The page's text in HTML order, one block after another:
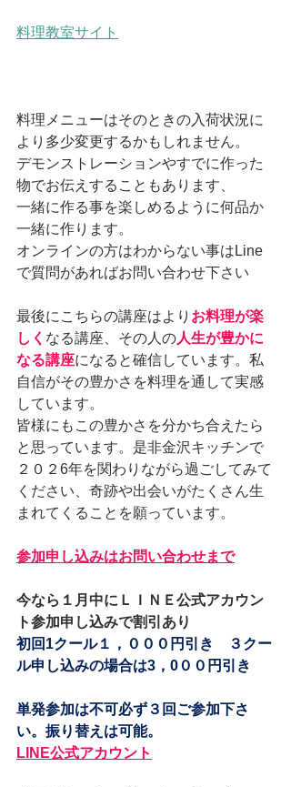
料理教室サイト
料理メニューはそのときの入荷状況に
より多少変更するかもしれません。
デモンストレーションやすでに作った
物でお伝えすることもあります、
一緒に作る事を楽しめるように何品か
一緒に作ります。
オンラインの方はわからない事はLine
で質問があればお問い合わせ下さい
最後にこちらの講座はより お料理が楽
しく なる講座、その人の人生が豊かに
なる講座になると確信しています。私
自信がその豊かさを料理を通して実感
しています。
皆様にもこの豊かさを分かち合えたら
と思っています。是非金沢キッチンで
２０２6年を関わりながら過ごしてみて
ください、奇跡や出会いがたくさん生
まれてくることを願っています。
参加申し込みはお問い合わせまで
今なら１月中にＬＩＮＥ公式アカウン
ト参加申し込みで割引あり
初回1クール１，０００円引き　３クー
ル申し込みの場合は3，0００円引き
単発参加は不可必ず３回ご参加下さ
い。振り替えは可能。
LINE公式アカウント